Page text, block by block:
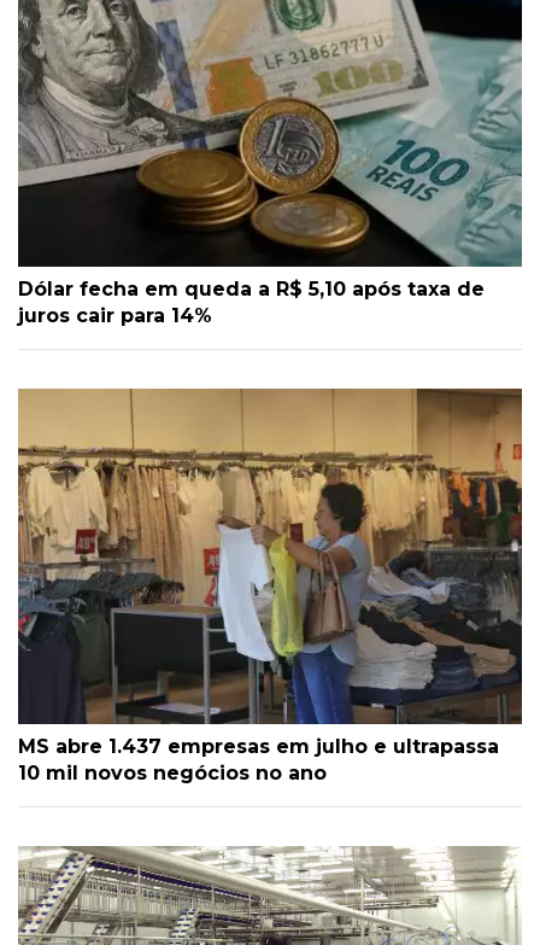
Dólar fecha em queda a R$ 5,10 após taxa de
juros cair para 14%
MS abre 1.437 empresas em julho e ultrapassa
10 mil novos negócios no ano